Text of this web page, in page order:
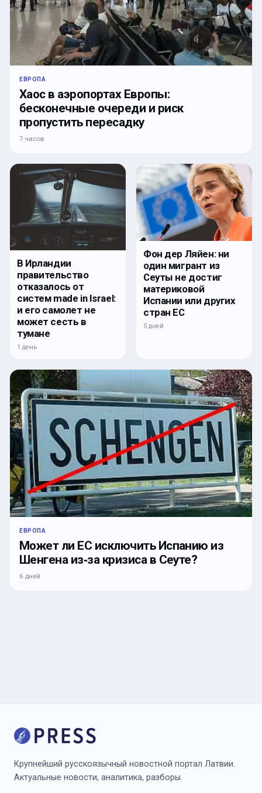
ЕВРОПА
Хаос в аэропортах Европы:
бесконечные очереди и риск
пропустить пересадку
7 часов
В Ирландии
правительство
отказалось от
систем made in Israel:
и его самолет не
может сесть в
тумане
1 день
Фон дер Ляйен: ни
один мигрант из
Сеуты не достиг
материковой
Испании или других
стран ЕС
5 дней
ЕВРОПА
Может ли ЕС исключить Испанию из
Шенгена из‑за кризиса в Сеуте?
6 дней
Крупнейший русскоязычный новостной портал Латвии.
Актуальные новости, аналитика, разборы.